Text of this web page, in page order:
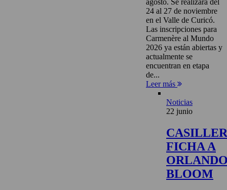
agosto. Se realizará del
24 al 27 de noviembre
en el Valle de Curicó.
Las inscripciones para
Carmenère al Mundo
2026 ya están abiertas y
actualmente se
encuentran en etapa
de...
Leer más
Noticias
22 junio
FICHA A
BLOOM